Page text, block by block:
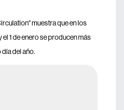
muestra que en los
1 de enero se producen más
del año.